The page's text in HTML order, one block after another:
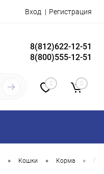
Вход Регистрация
8(812)622-12-51
8(800)555-12-51
0 0
• Кошки • Корма •